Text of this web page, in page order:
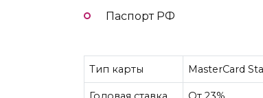
Паспорт РФ
Тип карты MasterCard